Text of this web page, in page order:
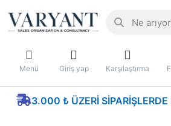
Menü Giriş yap Karşılaştırma
3.000 ₺ ÜZERI SIPARIŞLERDE